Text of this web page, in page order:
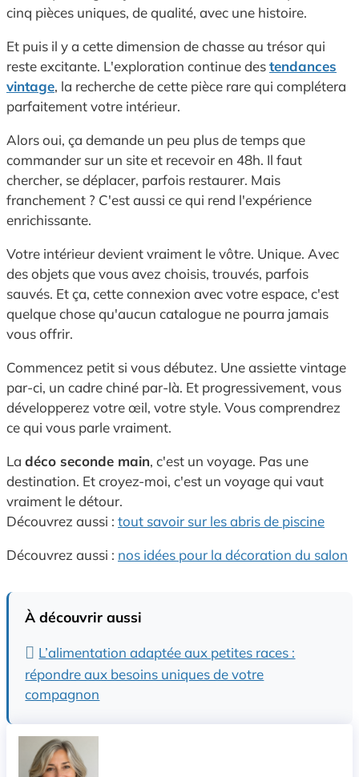
cinq pièces uniques, de qualité, avec une histoire.
Et puis il y a cette dimension de chasse au trésor qui
reste excitante. L'exploration continue destendances
vintage, la recherche de cette pièce rare qui complétera
parfaitement votre intérieur.
Alors oui, ça demande un peu plus de temps que
commander sur un site et recevoir en 48h. Il faut
chercher, se déplacer, parfois restaurer. Mais
franchement ? C'est aussi ce qui rend l'expérience
enrichissante.
Votre intérieur devient vraiment le vôtre. Unique. Avec
des objets que vous avez choisis, trouvés, parfois
sauvés. Et ça, cette connexion avec votre espace, c'est
quelque chose qu'aucun catalogue ne pourra jamais
vous offrir.
Commencez petit si vous débutez. Une assiette vintage
par-ci, un cadre chiné par-là. Et progressivement, vous
développerez votre œil, votre style. Vous comprendrez
ce qui vous parle vraiment.
La déco seconde main, c'est un voyage. Pas une
destination. Et croyez-moi, c'est un voyage qui vaut
vraiment le détour.
Découvrez aussi : tout savoir sur les abris de piscine
Découvrez aussi : nos idées pour la décoration du salon
À découvrir aussi
L’alimentation adaptée aux petites races :
répondre aux besoins uniques de votre
compagnon